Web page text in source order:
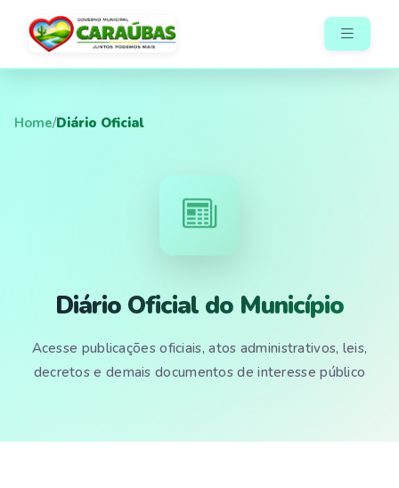
Home/Diário Oficial
Diário Oficial do Município
Acesse publicações oficiais, atos administrativos, leis,
decretos e demais documentos de interesse público